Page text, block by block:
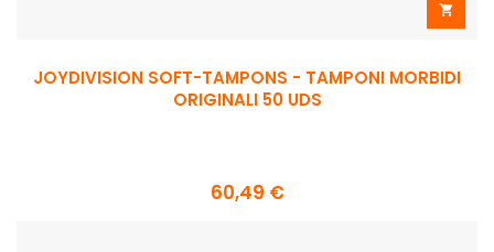

JOYDIVISION SOFT-TAMPONS - TAMPONI MORBIDI
ORIGINALI 50 UDS
60,49 €